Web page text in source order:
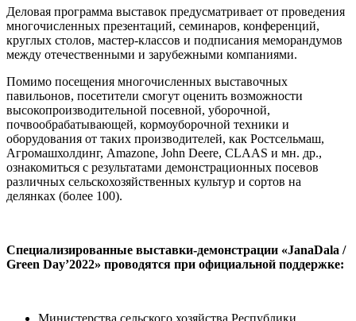
Деловая программа выставок предусматривает от проведения
многочисленных презентаций, семинаров, конференций,
круглых столов, мастер-классов и подписания меморандумов
между отечественными и зарубежными компаниями.
Помимо посещения многочисленных выставочных
павильонов, посетители смогут оценить возможности​
высокопроизводительной посевной, уборочной,
почвообрабатывающей, кормоуборочной техники и
оборудования от таких производителей, как Ростсельмаш,
Агромашхолдинг, Amazone, John Deere, CLAAS и мн. др., ​
ознакомиться с результатами демонстрационных посевов
различных сельскохозяйственных культур и сортов на
делянках (более 100).
Специализированные выставки-демонстрации «JanaDala /
Green Day’2022» проводятся при официальной поддержке:
Министерства сельского хозяйства Республики